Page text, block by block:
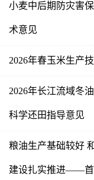
小麦中后期防灾害
术意见
2026年春玉米生产
2026年长江流域冬
科学还田指导意见
粮油生产基础较好
建设扎实推进——首